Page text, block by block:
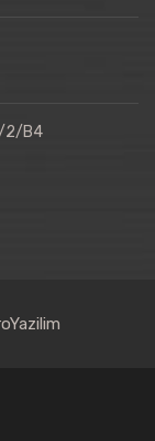
2/B4